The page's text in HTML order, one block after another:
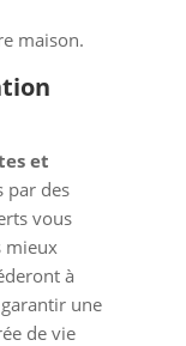
maison.
et
par des
vous
mieux
à
une
de vie